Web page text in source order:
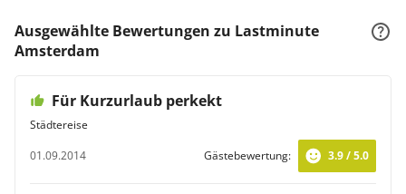
Ausgewählte Bewertungen zu Lastminute
Amsterdam
Für Kurzurlaub perkekt
Städtereise
01.09.2014
Gästebewertung: 3.9 / 5.0